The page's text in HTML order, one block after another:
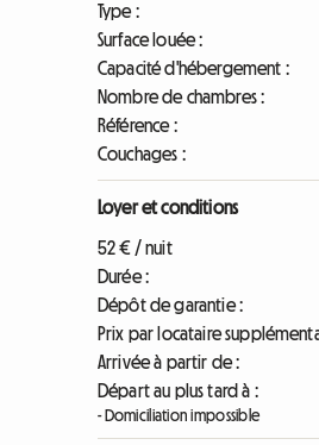
Type :
Surface louée :
Capacité d'hébergement :
Nombre de chambres :
Référence :
Couchages :
Loyer et conditions
52 € / nuit
Durée :
Dépôt de garantie :
Prix par locataire
Arrivée à partir de :
Départ au plus tard à :
- Domiciliation impossible